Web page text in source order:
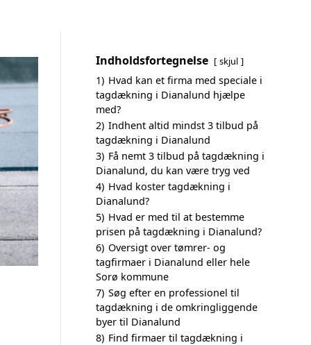
Indholdsfortegnelse skjul
1) Hvad kan et firma med speciale i
tagdækning i Dianalund hjælpe
med?
2) Indhent altid mindst 3 tilbud på
tagdækning i Dianalund
3) Få nemt 3 tilbud på tagdækning i
Dianalund, du kan være tryg ved
4) Hvad koster tagdækning i
Dianalund?
5) Hvad er med til at bestemme
prisen på tagdækning i Dianalund?
6) Oversigt over tømrer- og
tagfirmaer i Dianalund eller hele
Sorø kommune
7) Søg efter en professionel til
tagdækning i de omkringliggende
byer til Dianalund
8) Find firmaer til tagdækning i